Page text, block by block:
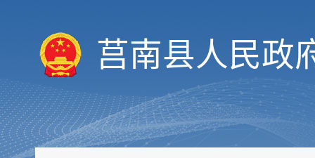
莒南县人民政
审计与后评估
政府采购
重点领域信息
行政执法公示